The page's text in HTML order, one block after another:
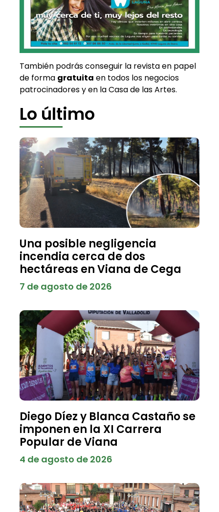
También podrás conseguir la revista en papel
de forma gratuita en todos los negocios
patrocinadores y en la Casa de las Artes.
Lo último
Una posible negligencia
incendia cerca de dos
hectáreas en Viana de Cega
7 de agosto de 2026
Diego Díez y Blanca Castaño se
imponen en la XI Carrera
Popular de Viana
4 de agosto de 2026